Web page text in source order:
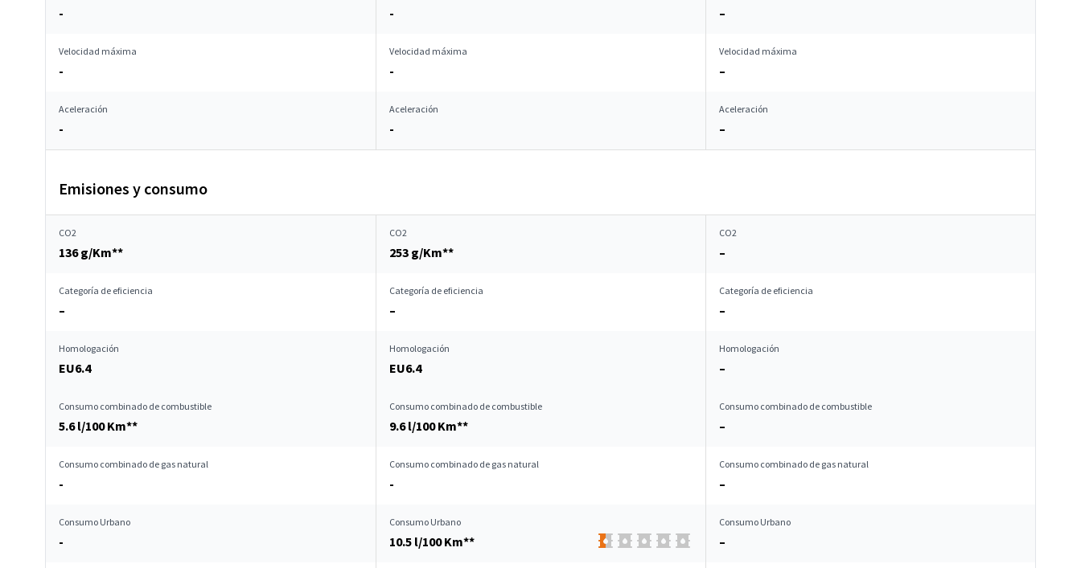
- - –
Velocidad máxima
-
Velocidad máxima
-
Velocidad máxima
–
Aceleración
-
Aceleración
-
Aceleración
–
Emisiones y consumo
CO2
136 g/Km**
CO2
253 g/Km**
CO2
–
Categoría de eficiencia
–
Categoría de eficiencia
–
Categoría de eficiencia
–
Homologación
EU6.4
Homologación
EU6.4
Homologación
–
Consumo combinado de combustible
5.6 l/100 Km**
Consumo combinado de combustible
9.6 l/100 Km**
Consumo combinado de combustible
–
Consumo combinado de gas natural
-
Consumo combinado de gas natural
-
Consumo combinado de gas natural
–
Consumo Urbano
-
Consumo Urbano
10.5 l/100 Km**
Consumo Urbano
–